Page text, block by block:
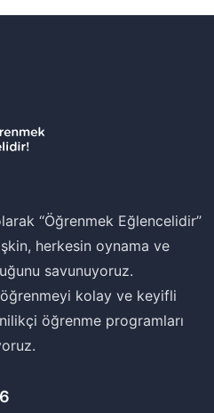
‘‘Öğrenmek Eğlencelidir’’
herkesin oynama ve
savunuyoruz.
kolay ve keyifli
öğrenme programları